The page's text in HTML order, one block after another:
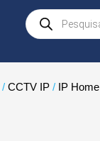
Products
search
/CCTV IP / IP Home